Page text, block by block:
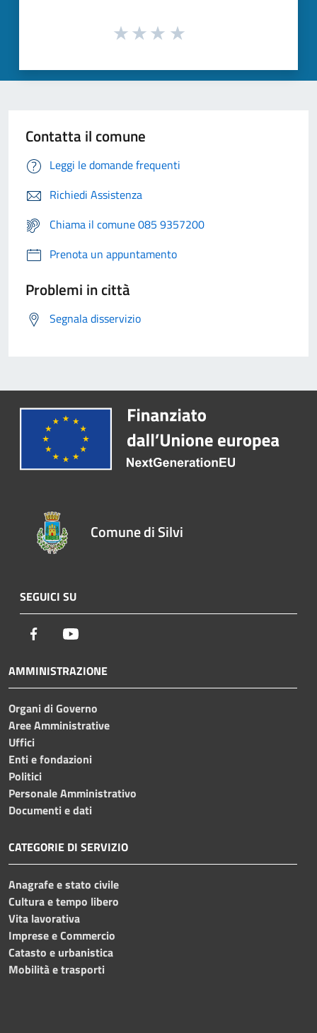
Contatta il comune
Leggi le domande frequenti
Richiedi Assistenza
Chiama il comune 085 9357200
Prenota un appuntamento
Problemi in città
Segnala disservizio
Comune di Silvi
SEGUICI SU
Facebook
AMMINISTRAZIONE
Organi di Governo
Aree Amministrative
Uffici
Enti e fondazioni
Politici
Personale Amministrativo
Documenti e dati
CATEGORIE DI SERVIZIO
Anagrafe e stato civile
Cultura e tempo libero
Vita lavorativa
Imprese e Commercio
Catasto e urbanistica
Mobilità e trasporti